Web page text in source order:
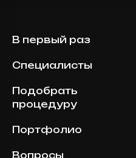
В первый раз
Специалисты
Подобрать
процедуру
Портфолио
Вопросы